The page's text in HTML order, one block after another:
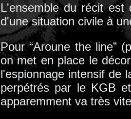
L'ensemble du récit est
d'une situation civile à
Pour “Aroune the line”
on met en place le
l'espionnage intensif de
perpétrés par le KGB
apparemment va très